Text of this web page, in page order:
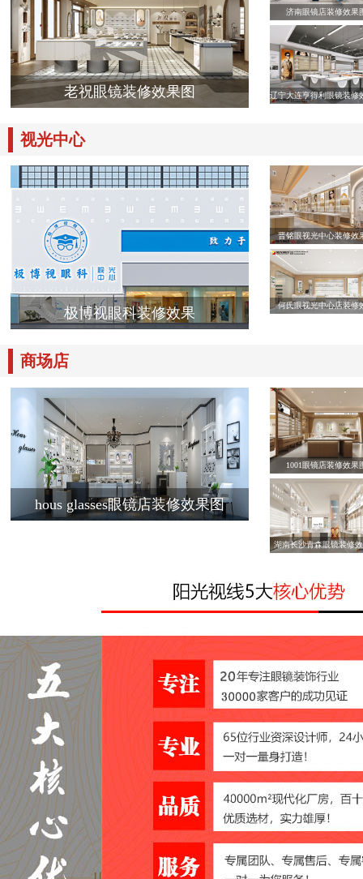
老祝眼镜装修效果图
济南眼镜店装修效果
辽宁大连亨得利眼镜装修
视光中心
极博视眼科装修效果
晋铭眼视光中心装修效
何氏眼视光中心店装修
商场店
hous glasses眼镜店装修效果图
1001眼镜店装修效果
湖南长沙青森眼镜装修